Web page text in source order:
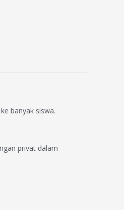
banyak siswa.
privat dalam